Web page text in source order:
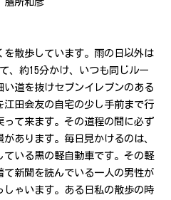
散歩しています。雨の日以外は
、約15分かけ、いつも同じルー
い道を抜けセブンイレブンのある
田会友の自宅の少し手前まで行
って来ます。その道程の間に必ず
あります。毎日見かけるのは、
ている黒の軽自動車です。その軽
て新聞を読んでいる一人の男性が
ゃいます。ある日私の散歩の時